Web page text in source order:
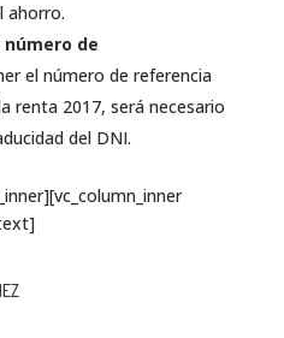
ahorro.
de
el número de referencia
renta 2017, será necesario
del DNI.